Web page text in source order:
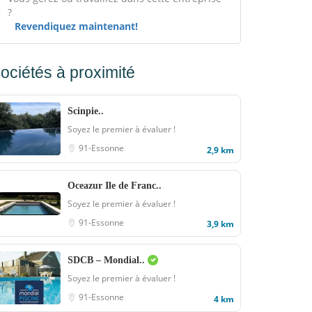
?
Revendiquez maintenant!
à proximité
Scinpie..
Soyez le premier à évaluer !
91-Essonne
2,9 km
Oceazur Ile de Franc..
Soyez le premier à évaluer !
91-Essonne
3,9 km
SDCB – Mondial..
Soyez le premier à évaluer !
91-Essonne
4 km